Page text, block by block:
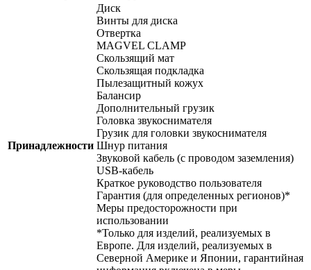
Принадлежности
Диск
Винты для диска
Отвертка
MAGVEL CLAMP
Скользящий мат
Скользящая подкладка
Пылезащитный кожух
Балансир
Дополнительный грузик
Головка звукоснимателя
Грузик для головки звукоснимателя
Шнур питания
Звуковой кабель (с проводом заземления)
USB-кабель
Краткое руководство пользователя
Гарантия (для определенных регионов)*
Меры предосторожности при
использовании
*Только для изделий, реализуемых в
Европе. Для изделий, реализуемых в
Северной Америке и Японии, гарантийная